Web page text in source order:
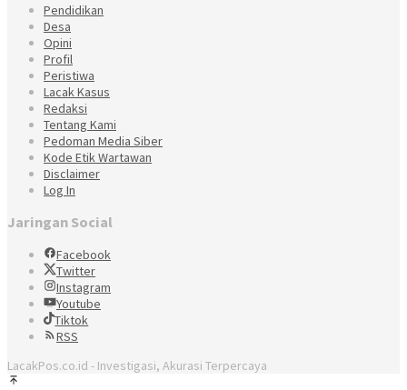
Pendidikan
Desa
Opini
Profil
Peristiwa
Lacak Kasus
Redaksi
Tentang Kami
Pedoman Media Siber
Kode Etik Wartawan
Disclaimer
Log In
Jaringan Social
Facebook
Twitter
Instagram
Youtube
Tiktok
RSS
LacakPos.co.id - Investigasi, Akurasi Terpercaya